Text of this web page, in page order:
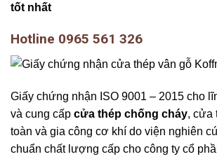
tốt nhất
Hotline 0965 561 326
Giấy chứng nhận ISO 9001 – 2015 cho
và cung cấp cửa thép chống cháy, cửa
toàn và gia công cơ khí do viện nghiên
chuẩn chất lượng cấp cho công ty cổ